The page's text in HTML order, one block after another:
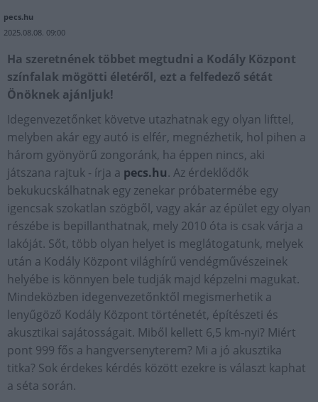
pecs.hu
2025.08.08. 09:00
Ha szeretnének többet megtudni a Kodály Központ
színfalak mögötti életéről, ezt a felfedező sétát
Önöknek ajánljuk!
Idegenvezetőnket követve utazhatnak egy olyan lifttel,
melyben akár egy autó is elfér, megnézhetik, hol pihen a
három gyönyörű zongoránk, ha éppen nincs, aki
játszana rajtuk - írja a pecs.hu. Az érdeklődők
bekukucskálhatnak egy zenekar próbatermébe egy
igencsak szokatlan szögből, vagy akár az épület egy olyan
részébe is bepillanthatnak, mely 2010 óta is csak várja a
lakóját. Sőt, több olyan helyet is meglátogatunk, melyek
után a Kodály Központ világhírű vendégművészeinek
helyébe is könnyen bele tudják majd képzelni magukat.
Mindeközben idegenvezetőnktől megismerhetik a
lenyűgöző Kodály Központ történetét, építészeti és
akusztikai sajátosságait. Miből kellett 6,5 km-nyi? Miért
pont 999 fős a hangversenyterem? Mi a jó akusztika
titka? Sok érdekes kérdés között ezekre is választ kaphat
a séta során.